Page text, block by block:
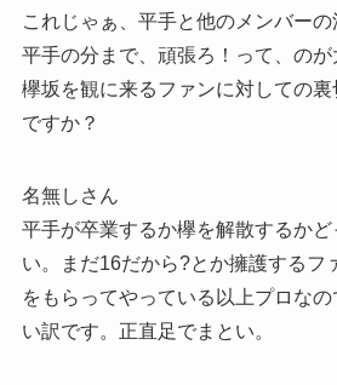
これじゃぁ、平手と他のメンバーの
平手の分まで、頑張ろ！って、のが
欅坂を観に来るファンに対しての
ですか？
名無しさん
平手が卒業するか欅を解散するか
い。まだ16だから?とか擁護するフ
をもらってやっている以上プロな
い訳です。正直足でまとい。